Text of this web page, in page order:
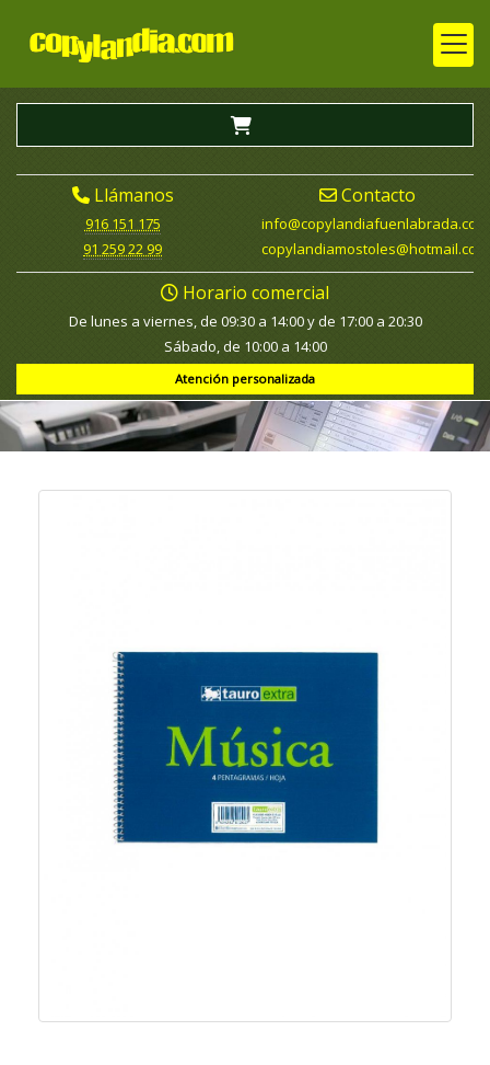
Llámanos
916 151 175
91 259 22 99
Contacto
info
copylandiafuenlabrada.com
copylandiamostoles
hotmail.com
Horario comercial
De lunes a viernes, de 09:30 a 14:00 y de 17:00 a 20:30
Sábado, de 10:00 a 14:00
Atención personalizada